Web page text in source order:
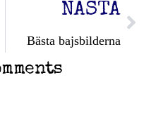
NÄSTA
Bästa bajsbilderna